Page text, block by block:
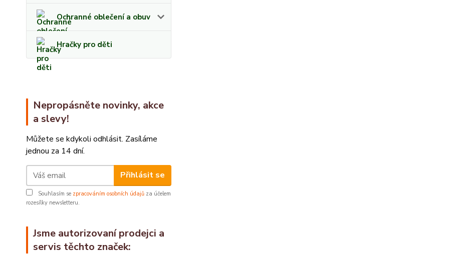
Ochranné oblečení a obuv
Hračky pro děti
Nepropásněte novinky, akce
a slevy!
Můžete se kdykoli odhlásit. Zasíláme
jednou za 14 dní.
Přihlásit se
Souhlasím se zpracováním osobních údajů za účelem
rozesílky newsletteru.
Jsme autorizovaní prodejci a
servis těchto značek: